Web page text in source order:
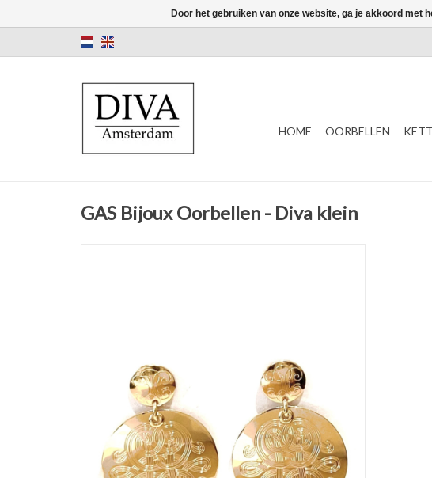
HOME OORBELLEN
GAS Bijoux Oorbellen - Diva klein
Door het gebruiken van onze website, ga je akkoord met